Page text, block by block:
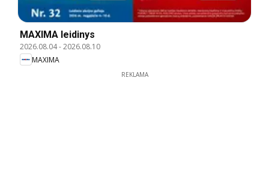
MAXIMA leidinys
2026.08.04-2026.08.10
MAXIMA
REKLAMA